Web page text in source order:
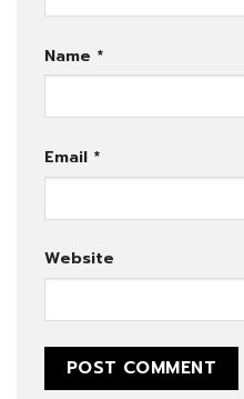
Name *
Email *
Website